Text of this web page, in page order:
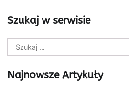
Szukaj w serwisie
Szukaj:
Najnowsze Artykuły